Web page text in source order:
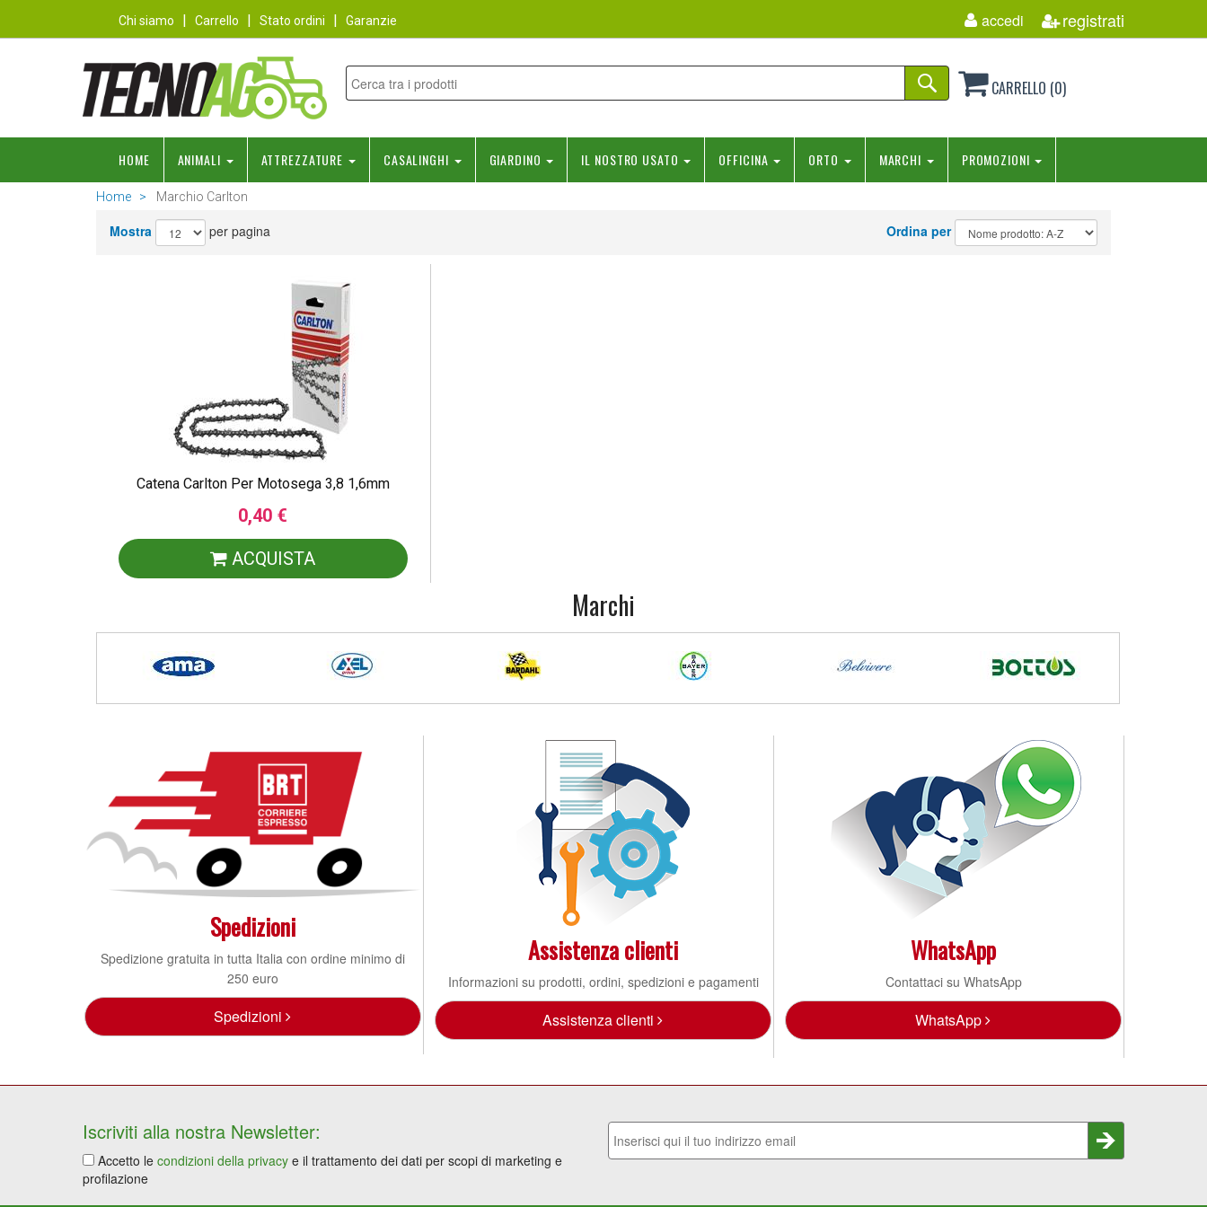
Chi siamo Carrello Stato ordini Garanzie accedi registrati
CARRELLO (0)
HOME ANIMALI ATTREZZATURE CASALINGHI GIARDINO IL NOSTRO USATO OFFICINA ORTO MARCHI PROMOZIONI
Home Marchio Carlton
Mostra per pagina Ordina per
Catena Carlton Per Motosega 3,8 1,6mm
0,40 €
ACQUISTA
Marchi
Spedizioni
Spedizione gratuita in tutta Italia con ordine minimo di
250 euro
Spedizioni
Assistenza clienti
Informazioni su prodotti, ordini, spedizioni e pagamenti
Assistenza clienti
WhatsApp
Contattaci su WhatsApp
WhatsApp
Iscriviti alla nostra Newsletter:
Accetto le condizioni della privacy e il trattamento dei dati per scopi di marketing e
profilazione